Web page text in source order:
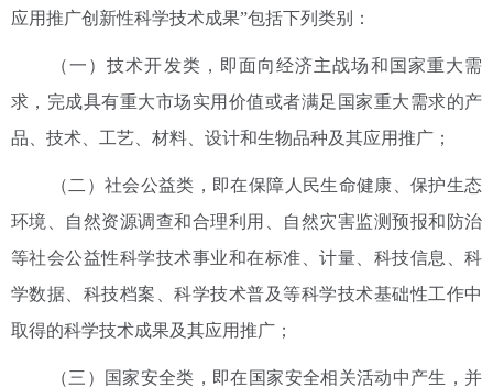
应用推广创新性科学技术成果”包括下列类别：
（一）技术开发类，即面向经济主战场和国家重大需
求，完成具有重大市场实用价值或者满足国家重大需求的产
品、技术、工艺、材料、设计和生物品种及其应用推广；
（二）社会公益类，即在保障人民生命健康、保护生态
环境、自然资源调查和合理利用、自然灾害监测预报和防治
等社会公益性科学技术事业和在标准、计量、科技信息、科
学数据、科技档案、科学技术普及等科学技术基础性工作中
取得的科学技术成果及其应用推广；
（三）国家安全类，即在国家安全相关活动中产生，并